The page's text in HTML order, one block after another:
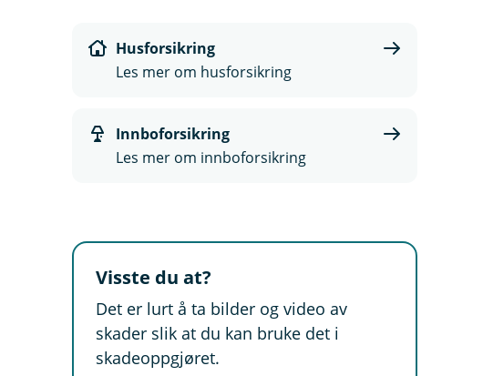
Husforsikring
Les mer om husforsikring
Innboforsikring
Les mer om innboforsikring
Visste du at?
Det er lurt å ta bilder og video av
skader slik at du kan bruke det i
skadeoppgjøret.